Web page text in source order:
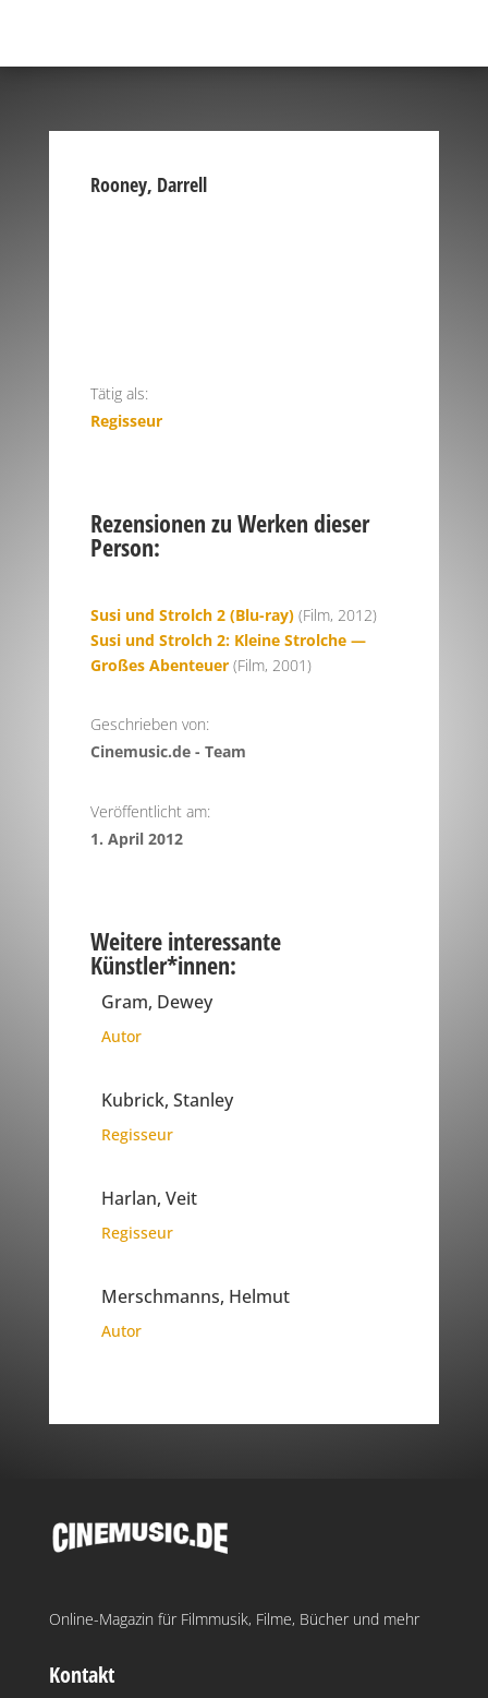
Rooney, Darrell
Tätig als:
Regisseur
Rezensionen zu Werken dieser
Person:
Susi und Strolch 2 (Blu-ray)(Film, 2012)
Susi und Strolch 2: Kleine Strolche —
Großes Abenteuer(Film, 2001)
Geschrieben von:
Cinemusic.de - Team
Veröffentlicht am:
1. April 2012
Weitere interessante
Künstler*innen:
Gram, Dewey
Autor
Kubrick, Stanley
Regisseur
Harlan, Veit
Regisseur
Merschmanns, Helmut
Autor
Online-Magazin für Filmmusik, Filme, Bücher und mehr
Kontakt